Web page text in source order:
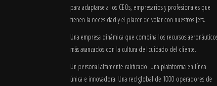
para adaptarse a los CEOs, empresarios y profesionales que
tienen la necesidad y el placer de volar con nuestros Jets.
Una empresa dinámica que combina los recursos
más avanzados con la cultura del cuidado del cliente.
Un personal altamente calificado. Una plataforma en línea
única e innovadora. Una red global de 1000 operadores de